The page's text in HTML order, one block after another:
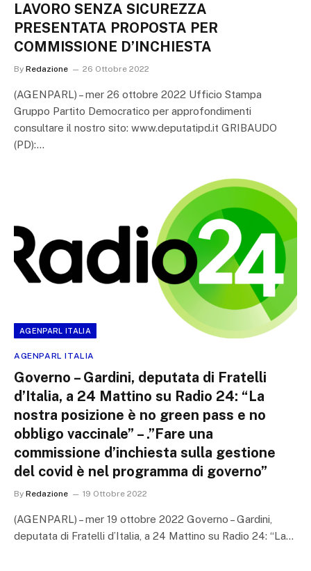
LAVORO SENZA SICUREZZA
PRESENTATA PROPOSTA PER
COMMISSIONE D’INCHIESTA
By Redazione 26 Ottobre 2022
(AGENPARL) – mer 26 ottobre 2022 Ufficio Stampa
Gruppo Partito Democratico per approfondimenti
consultare il nostro sito: www.deputatipd.it GRIBAUDO
(PD):…
AGENPARL ITALIA
AGENPARL ITALIA
Governo – Gardini, deputata di Fratelli
d’Italia, a 24 Mattino su Radio 24: “La
nostra posizione è no green pass e no
obbligo vaccinale” – .”Fare una
commissione d’inchiesta sulla gestione
del covid è nel programma di governo”
By Redazione 19 Ottobre 2022
(AGENPARL) – mer 19 ottobre 2022 Governo – Gardini,
deputata di Fratelli d’Italia, a 24 Mattino su Radio 24: “La…